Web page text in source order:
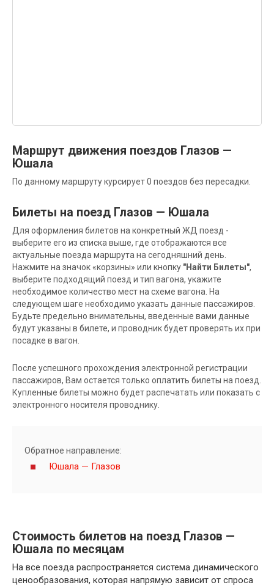
Маршрут движения поездов Глазов —
Юшала
По данному маршруту курсирует 0 поездов без пересадки.
Билеты на поезд Глазов — Юшала
Для оформления билетов на конкретный ЖД поезд -
выберите его из списка выше, где отображаются все
актуальные поезда маршрута на сегодняшний день.
Нажмите на значок «корзины» или кнопку "Найти Билеты",
выберите подходящий поезд и тип вагона, укажите
необходимое количество мест на схеме вагона. На
следующем шаге необходимо указать данные пассажиров.
Будьте предельно внимательны, введенные вами данные
будут указаны в билете, и проводник будет проверять их при
посадке в вагон.
После успешного прохождения электронной регистрации
пассажиров, Вам остается только оплатить билеты на поезд.
Купленные билеты можно будет распечатать или показать с
электронного носителя проводнику.
Обратное направление:
Юшала — Глазов
Стоимость билетов на поезд Глазов —
Юшала по месяцам
На все поезда распространяется система динамического
ценообразования, которая напрямую зависит от спроса